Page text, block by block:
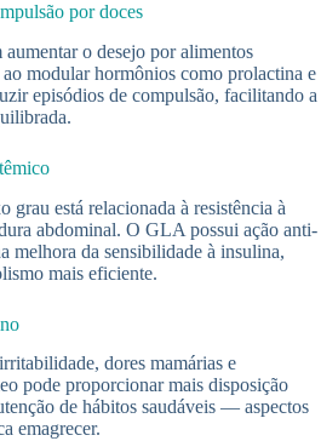
por doces
o desejo por alimentos
modular hormônios como prolactina e
episódios de compulsão, facilitando a
grau está relacionada à resistência à
abdominal. O GLA possui ação anti-
melhora da sensibilidade à insulina,
mais eficiente.
dores mamárias e
pode proporcionar mais disposição
de hábitos saudáveis — aspectos
emagrecer.